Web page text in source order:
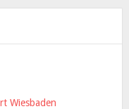
Wiesbaden